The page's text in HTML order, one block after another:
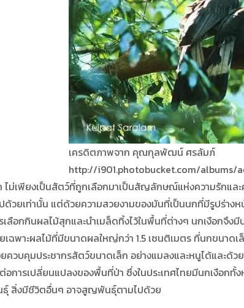
เครดิตภาพจาก คุณกุลพัฒน์ ศรลัมภ์
http://i901.photobucket.com/albums/
พียงเป็นสัตว์ที่ถูกเลือกมาเป็นสัญลักษณ์แห่งความรักและ
ด้วยเท่านั้น แต่ด้วยความสวยงามของมันที่เป็นนกที่มีรูปร่า
ลือกกินผลไม้สุกและนำเมล็ดทิ้งไว้ในพื้นที่ต่างๆ นกเงือกจึง
ฉพาะผลไม้ที่มีขนาดผลใหญ่กว่า 1.5 เซนติเมตร ที่นกขนาด
ยควบคุมประชากรสัตว์ขนาดเล็ก อย่างแมลงและหนูได้และ
อการเปลี่ยนแปลงของพื้นที่ป่า ซึ่งในประเทศไทยมีนกเงือก
สิ่งมีชีวิตอื่นๆ อาจสูญพันธุ์ตามไปด้วย